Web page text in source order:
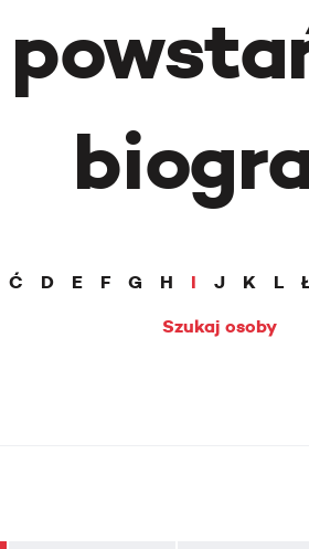
Ć D E F G H I J K L
Szukaj osoby